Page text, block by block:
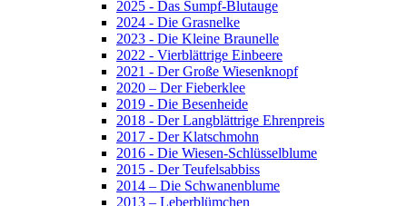
2025 - Das Sumpf-Blutauge
2024 - Die Grasnelke
2023 - Die Kleine Braunelle
2022 - Vierblättrige Einbeere
2021 - Der Große Wiesenknopf
2020 – Der Fieberklee
2019 - Die Besenheide
2018 - Der Langblättrige Ehrenpreis
2017 - Der Klatschmohn
2016 - Die Wiesen-Schlüsselblume
2015 - Der Teufelsabbiss
2014 – Die Schwanenblume
2013 – Leberblümchen